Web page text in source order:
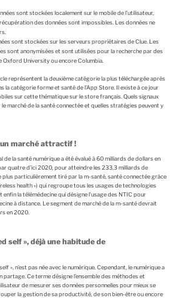
sont stockées localement sur le mobile de l’utilisateur,
des données sont impossibles. Les données ne
sont stockées sur les serveurs propriétaires de Clue. Les
sont anonymisées et sont utilisées pour la recherche par des
Oxford University ou encore Columbia.
représentent la deuxième catégorie la plus téléchargée après
la catégorie forme et santé de l’App Store. Il existe à ce jour
sur cette thématique sur le store français. Quels signaux
marché de la santé connectée et quelles stratégies peuvent y
marché attractif !
de la santé numérique a été évalué à 60 milliards de dollars en
quatre d’ici 2020, pour atteindre les 233,3 milliards de
particulièrement tiré par la m-santé, santé connectée grâce
health ») qui regroupe tous les usages de technologies
enfin la télémédecine qui désigne l’usage des NTIC pour
à distance. Le segment de marché de la m-santé devrait
en 2020.
self », déjà une habitude de
», n’est pas née avec le numérique. Cependant, le numérique a
Ce terme désigne l’ensemble des méthodes et
de mesurer ses données personnelles pour mieux se
la gestion de sa productivité, de son bien-être ou encore